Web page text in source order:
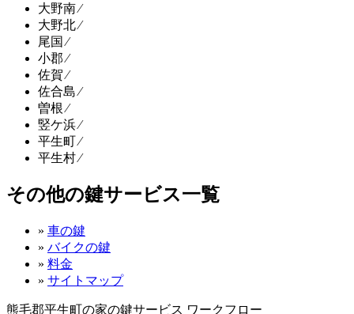
大野南 ⁄
大野北 ⁄
尾国 ⁄
小郡 ⁄
佐賀 ⁄
佐合島 ⁄
曽根 ⁄
竪ケ浜 ⁄
平生町 ⁄
平生村 ⁄
その他の鍵サービス一覧
» 車の鍵
» バイクの鍵
» 料金
» サイトマップ
熊毛郡平生町の家の鍵サービス ワークフロー